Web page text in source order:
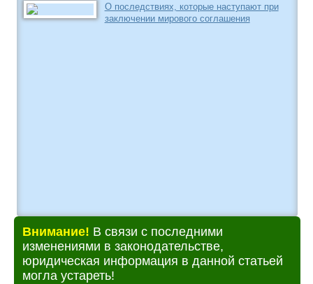
О последствиях, которые наступают при
заключении мирового соглашения
Внимание! В связи с последними
изменениями в законодательстве,
юридическая информация в данной статьей
могла устареть!